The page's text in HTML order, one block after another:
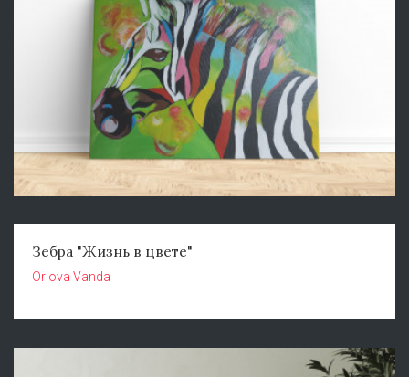
Зебра "Жизнь в цвете"
Orlova Vanda